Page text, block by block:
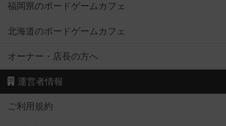
福岡県のボードゲームカフェ
北海道のボードゲームカフェ
オーナー・店長の方へ
運営者情報
ご利用規約